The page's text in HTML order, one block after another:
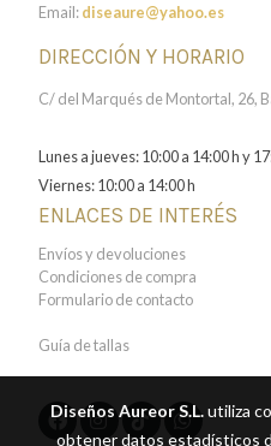
Email:diseaure@yahoo.es
DIRECCIÓN Y HORARIO
C/ del Marqués de Montortal, 26,
Lunes a jueves: 10:00 a 14:00 h y
Viernes: 10:00 a 14:00 h
ENLACES DE INTERÉS
Envíos y devoluciones
Condiciones de compra
Formulario de contacto
Guía de tallas
Diseños Aureor S.L.utiliza
obtener datos estadísticos